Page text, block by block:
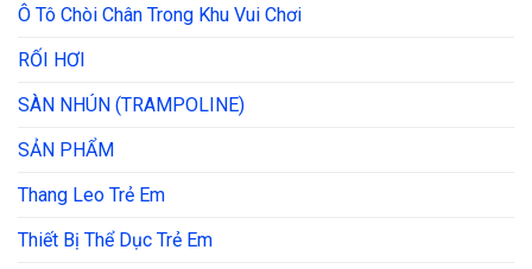
Ô Tô Chòi Chân Trong Khu Vui Chơi
RỐI HƠI
SÀN NHÚN (TRAMPOLINE)
SẢN PHẨM
Thang Leo Trẻ Em
Thiết Bị Thể Dục Trẻ Em